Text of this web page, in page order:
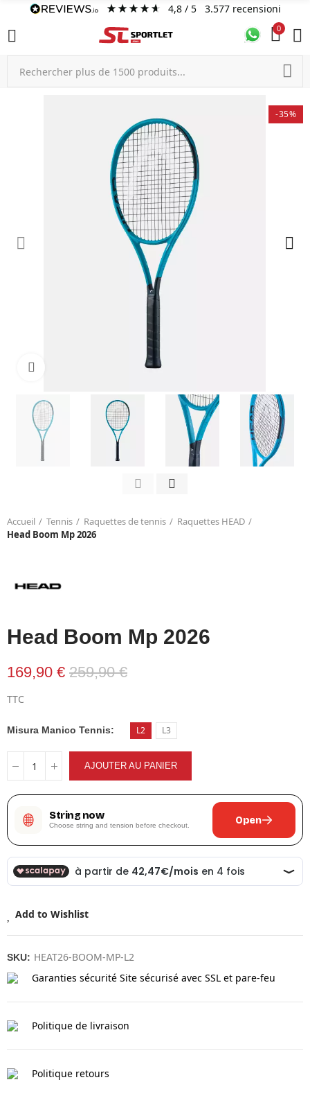
4,8/ 5 3.577 recensioni
0
-35%
Accueil Tennis Raquettes de tennis
Raquettes HEAD
Head Boom Mp 2026
Head Boom Mp 2026
169,90 € 259,90 €
TTC
Misura Manico Tennis L2 L3
AJOUTER AU PANIER
String now
Choose string and tension before checkout. Open
Add to Wishlist
SKU: HEAT26-BOOM-MP-L2
Garanties sécurité Site sécurisé avec SSL et pare-feu
Politique de livraison
Politique retours